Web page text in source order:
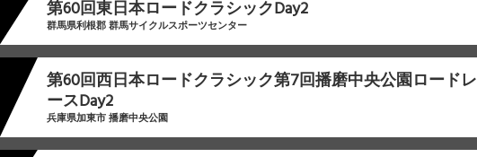
第60回東日本ロードクラシックDay2
群馬県利根郡 群馬サイクルスポーツセンター
第60回西日本ロードクラシック第7回播磨中央公園ロードレ
ースDay2
兵庫県加東市 播磨中央公園